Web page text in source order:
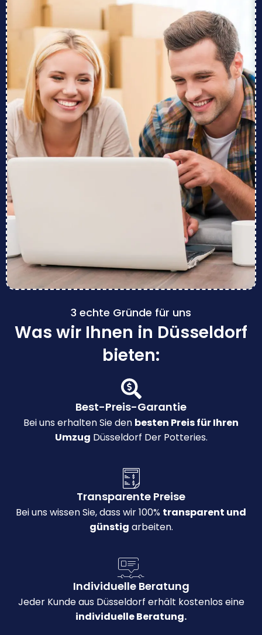
3 echte Gründe für uns
Was wir Ihnen in Düsseldorf
bieten:
Best-Preis-Garantie
Bei uns erhalten Sie den besten Preis für Ihren
Umzug Düsseldorf Der Potteries.
Transparente Preise
Bei uns wissen Sie, dass wir 100% transparent und
günstig arbeiten.
Individuelle Beratung
Jeder Kunde aus Düsseldorf erhält kostenlos eine
individuelle Beratung.